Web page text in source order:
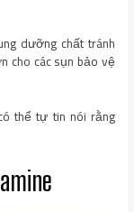
dưỡng chất tránh
cho các sụn bảo vệ
thể tự tin nói rằng